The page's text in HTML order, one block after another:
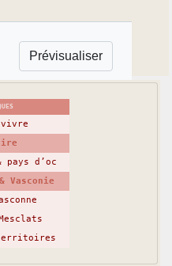
pays d’oc
Vasconie
territoires